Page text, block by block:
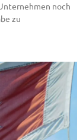
noch
zu